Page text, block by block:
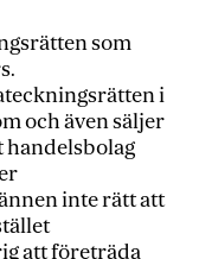
som
i
och även säljer
handelsbolag
inte rätt att
att företräda